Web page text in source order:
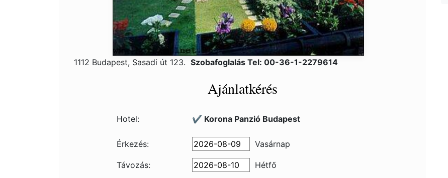
1112 Budapest, Sasadi út 123. Szobafoglalás Tel: 00-36-1-2279614
Ajánlatkérés
Hotel: ✔️ Korona Panzió Budapest
Érkezés: Vasárnap
Távozás:
Hétfő